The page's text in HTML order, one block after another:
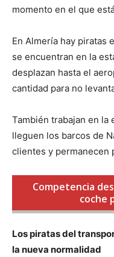
momento en el que
En Almería hay piratas
se encuentran en la
desplazan hasta el
cantidad para no
También trabajan en la
lleguen los barcos de
clientes y permanecen
Competencia
coche
Los piratas del
la nueva normalidad